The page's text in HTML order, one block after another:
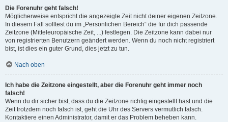
Die Forenuhr geht falsch!
Möglicherweise entspricht die angezeigte Zeit nicht deiner eigenen Zeitzone.
In diesem Fall solltest du im „Persönlichen Bereich“ die für dich passende
Zeitzone (Mitteleuropäische Zeit, ...) festlegen. Die Zeitzone kann dabei nur
von registrierten Benutzern geändert werden. Wenn du noch nicht registriert
bist, ist dies ein guter Grund, dies jetzt zu tun.
Nach oben
Ich habe die Zeitzone eingestellt, aber die Forenuhr geht immer noch
falsch!
Wenn du dir sicher bist, dass du die Zeitzone richtig eingestellt hast und die
Zeit trotzdem noch falsch ist, geht die Uhr des Servers vermutlich falsch.
Kontaktiere einen Administrator, damit er das Problem beheben kann.